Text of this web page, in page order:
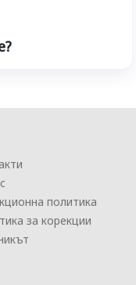
политика
за корекции